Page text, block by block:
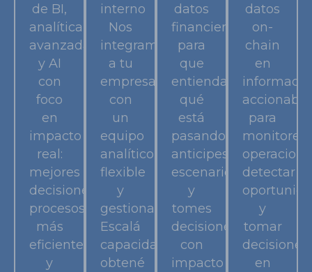
de BI,
analítica
avanzada
y AI
con
foco
en
impacto
real:
mejores
decisiones,
procesos
más
eficientes
y
interno
Nos
integramos
a tu
empresa
con
un
equipo
analítico
flexible
y
gestionado.
Escalá
capacidad,
obtené
datos
financieros
para
que
entiendas
qué
está
pasando,
anticipes
escenarios
y
tomes
decisiones
con
impacto
datos
on-
chain
en
accionable
para
monitorear
detectar
y
tomar
decisiones
en